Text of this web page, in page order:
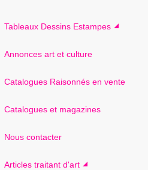
Tableaux Dessins Estampes
Annonces art et culture
Catalogues Raisonnés en vente
Catalogues et magazines
Nous contacter
Articles traitant d'art